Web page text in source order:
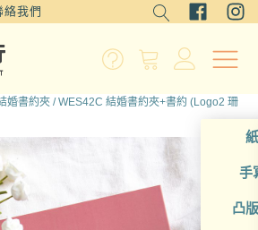
絡我們
手
凸
婚書約夾/ WES42C 結婚書約夾+書約 (Logo2 珊